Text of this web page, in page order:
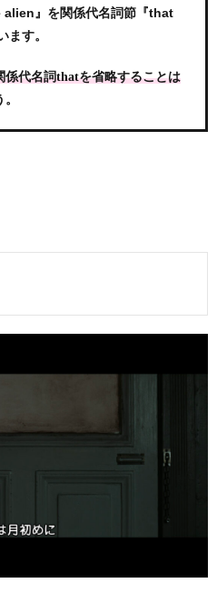
』を関係代名詞節『that
す。
係代名詞thatを省略することは